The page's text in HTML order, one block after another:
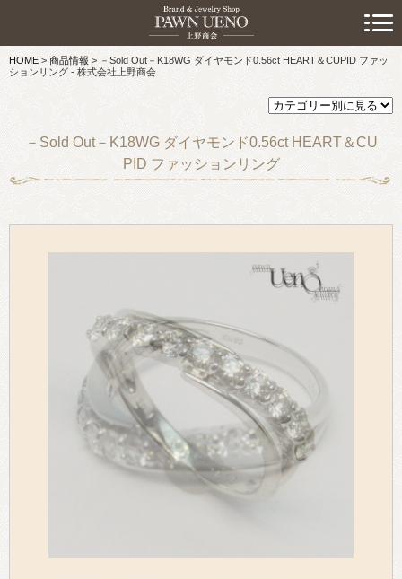
HOME > 商品情報> －Sold Out－K18WG ダイヤモンド0.56ct HEART＆CUPID ファッ
ションリング - 株式会社上野商会
－Sold Out－K18WG ダイヤモンド0.56ct HEART＆CU
PID ファッションリング
> 初めての方へ
> 預けたい方
> 売りたい方
> 買いたい方
> 取り扱い品目
> スタッフおすすめ情報
> お知らせ
> キャンペーン情報
> 会社概要
> アクセス
> よくあるご質問